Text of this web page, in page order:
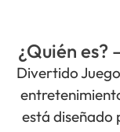
¿Quién es?
Divertido
está diseñado